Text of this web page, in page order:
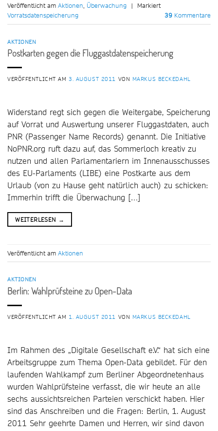
Veröffentlicht am Aktionen, Überwachung |
Markiert
Vorratsdatenspeicherung
39 Kommentare
AKTIONEN
Postkarten gegen die Fluggastdatenspeicherung
VERÖFFENTLICHT AM3. AUGUST 2011 VON MARKUS BECKEDAHL
Widerstand regt sich gegen die Weitergabe, Speicherung
auf Vorrat und Auswertung unserer Fluggastdaten, auch
PNR (Passenger Name Records) genannt. Die Initiative
NoPNR.org ruft dazu auf, das Sommerloch kreativ zu
nutzen und allen Parlamentariern im Innenausschusses
des EU-Parlaments (LIBE) eine Postkarte aus dem
Urlaub (von zu Hause geht natürlich auch) zu schicken:
Immerhin trifft die Überwachung […]
WEITERLESEN →
Veröffentlicht am Aktionen
AKTIONEN
Berlin: Wahlprüfsteine zu Open-Data
VERÖFFENTLICHT AM 1. AUGUST 2011 VON MARKUS BECKEDAHL
Im Rahmen des „Digitale Gesellschaft e.V.“ hat sich eine
Arbeitsgruppe zum Thema Open-Data gebildet. Für den
laufenden Wahlkampf zum Berliner Abgeordnetenhaus
wurden Wahlprüfsteine verfasst, die wir heute an alle
sechs aussichtsreichen Parteien verschickt haben. Hier
sind das Anschreiben und die Fragen: Berlin, 1. August
2011 Sehr geehrte Damen und Herren, wir sind davon